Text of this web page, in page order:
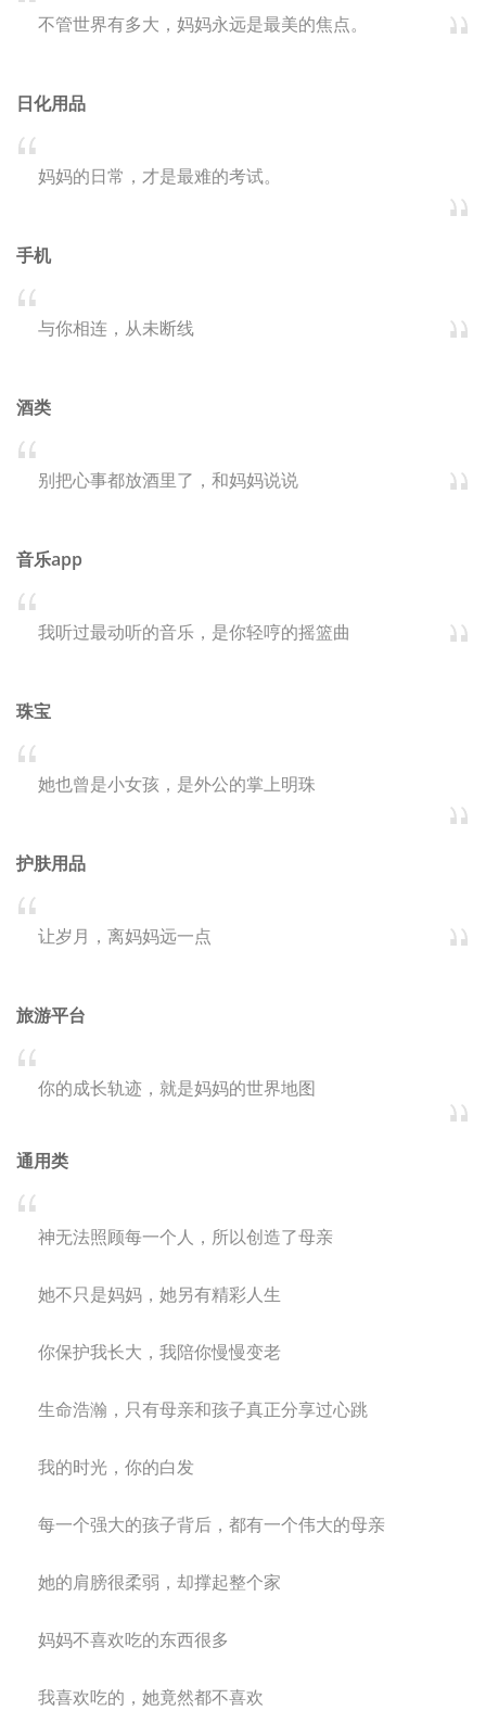
不管世界有多大，妈妈永远是最美的焦点。
日化用品
妈妈的日常，才是最难的考试。
手机
与你相连，从未断线
酒类
别把心事都放酒里了，和妈妈说说
音乐app
我听过最动听的音乐，是你轻哼的摇篮曲
珠宝
她也曾是小女孩，是外公的掌上明珠
护肤用品
让岁月，离妈妈远一点
旅游平台
你的成长轨迹，就是妈妈的世界地图
通用类
神无法照顾每一个人，所以创造了母亲
她不只是妈妈，她另有精彩人生
你保护我长大，我陪你慢慢变老
生命浩瀚，只有母亲和孩子真正分享过心跳
我的时光，你的白发
每一个强大的孩子背后，都有一个伟大的母亲
她的肩膀很柔弱，却撑起整个家
妈妈不喜欢吃的东西很多
我喜欢吃的，她竟然都不喜欢